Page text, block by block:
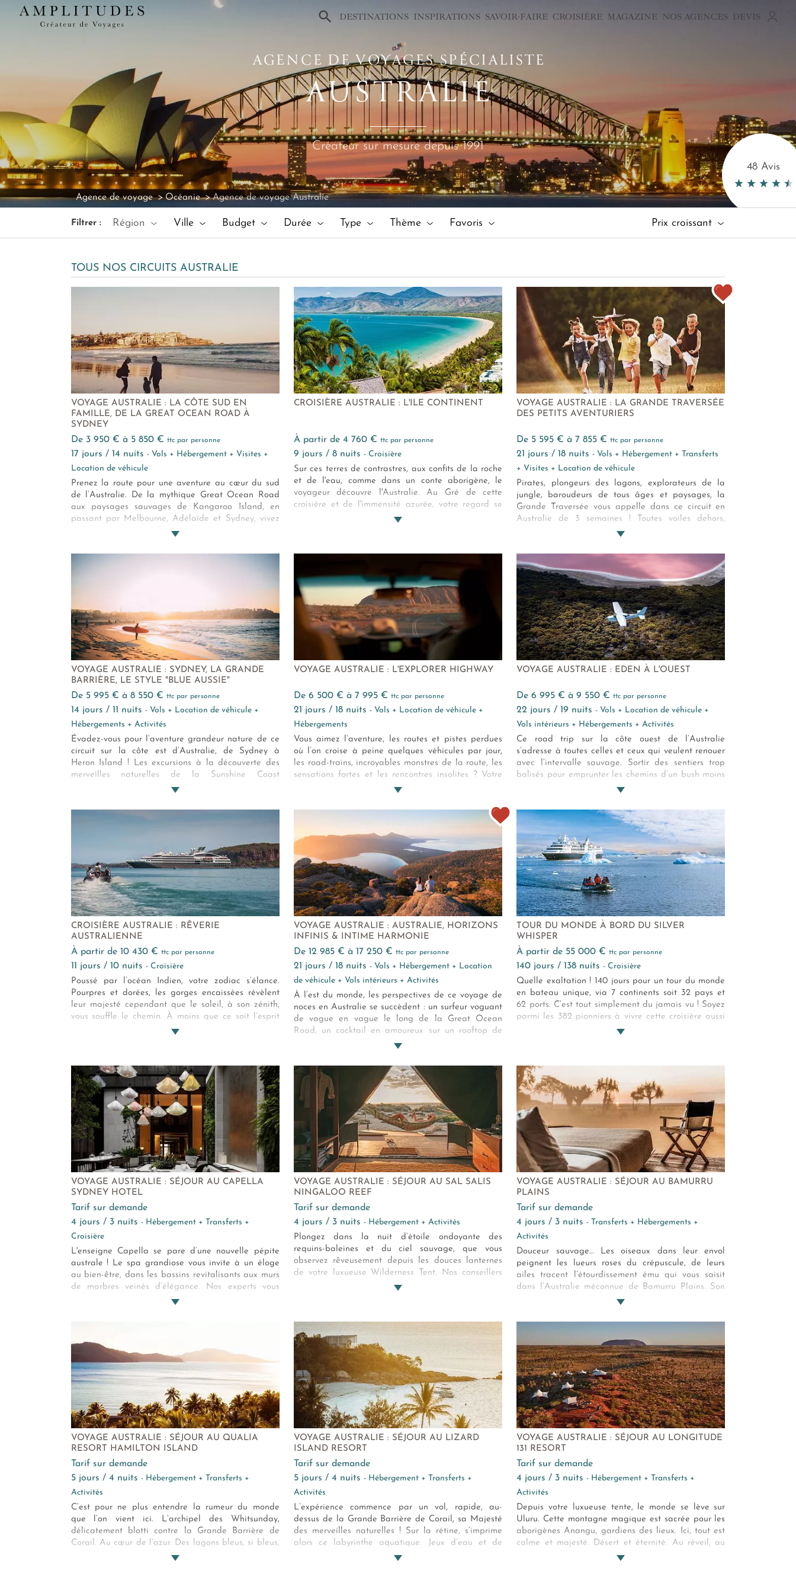
× DESTINATIONS INSPIRATIONS SAVOIR-FAIRE CROISIÈRE MAGAZINE NOS AGENCES DEVIS
AGENCE DE VOYAGES SPÉCIALISTE
AUSTRALIE
Créateur sur mesure depuis 1991
Agence de voyage Océanie Agence de voyage Australie
48 Avis
Filtrer : Région Ville Budget Durée Type Thème Favoris Prix croissant
TOUS NOS CIRCUITS AUSTRALIE
VOYAGE AUSTRALIE : LA CÔTE SUD EN
FAMILLE, DE LA GREAT OCEAN ROAD À
SYDNEY
de 3 950 € à 5 850 € ttc par personne
17 jours / 14 nuits - Vols + Hébergement + Visites +
Location de véhicule
Prenez la route pour une aventure au cœur du sud
de l’Australie. De la mythique Great Ocean Road
aux paysages sauvages de Kangaroo Island, en
passant par Melbourne, Adélaïde et Sydney, vivez
une aventure riche en découvertes, en rencontres
inoubliables entre petits et grands.
CROISIÈRE AUSTRALIE : L'ILE CONTINENT
à partir de 4 760 € ttc par personne
9 jours / 8 nuits - Croisière
Sur ces terres de contrastres, aux confits de la roche
et de l'eau, comme dans un conte aborigène, le
voyageur découvre l'Australie. Au Gré de cette
croisière et de l'immensité azurée, votre regard se
perd face aux métropoles vibrantes et aux îles
13/11/2023 ***
VOYAGE AUSTRALIE : LA GRANDE TRAVERSÉE
DES PETITS AVENTURIERS
de 5 595 € à 7 855 €ttc par personne
21 jours / 18 nuits- Vols + Hébergement + Transferts
+ Visites + Location de véhicule
Pirates, plongeurs des lagons, explorateurs de la
jungle, baroudeurs de tous âges et paysages, la
Grande Traversée vous appelle dans ce circuit en
Australie de 3 semaines ! Toutes voiles dehors,
partez pour les grands espaces, de débordantes
Australie en famille est une aventure à nulle autre
pareille !
VOYAGE AUSTRALIE : SYDNEY, LA GRANDE
BARRIÈRE, LE STYLE "BLUE AUSSIE"
de 5 995 € à 8 550 € ttc par personne
14 jours / 11 nuits - Vols + Location de véhicule +
Hébergements + Activités
Évadez-vous pour l’aventure grandeur nature de ce
circuit sur la côte est d’Australie, de Sydney à
Heron Island ! Les excursions à la découverte des
merveilles naturelles de la Sunshine Coast
complètent les rencontres insolites avec, en point
pas au bout de vos surprises !
VOYAGE AUSTRALIE : L'EXPLORER HIGHWAY
de 6 500 € à 7 995 € ttc par personne
21 jours / 18 nuits - Vols + Location de véhicule +
Hébergements
Vous aimez l’aventure, les routes et pistes perdues
où l’on croise à peine quelques véhicules par jour,
les road-trains, incroyables monstres de la route, les
sensations fortes et les rencontres insolites ? Votre
4x4 est prêt à partir pour cet autotour en Australie
VOYAGE AUSTRALIE : EDEN À L'OUEST
de 6 995 € à 9 550 €ttc par personne
22 jours / 19 nuits- Vols + Location de véhicule +
Vols intérieurs + Hébergements + Activités
Ce road trip sur la côte ouest de l’Australie
s’adresse à toutes celles et ceux qui veulent renouer
avec l’intervalle sauvage. Sortir des sentiers trop
balisés pour emprunter les chemins d’un bush moins
battu. De parcs nationaux en côtes enchantées, de
le souffle chaud de la liberté.
CROISIÈRE AUSTRALIE : RÊVERIE
AUSTRALIENNE
à partir de 10 430 € ttc par personne
11 jours / 10 nuits - Croisière
Poussé par l’océan Indien, votre zodiac s’élance.
Pourpres et dorées, les gorges encaissées révèlent
leur majesté cependant que le soleil, à son zénith,
vous souffle le chemin. À moins que ce soit l’esprit
des Ancêtres. Droit devant, vous murmure-t-il, droit
Australie !
VOYAGE AUSTRALIE : AUSTRALIE, HORIZONS
INFINIS & INTIME HARMONIE
de 12 985 € à 17 250 € ttc par personne
21 jours / 18 nuits - Vols + Hébergement + Location
de véhicule + Vols intérieurs + Activités
À l’est du monde, les perspectives de ce voyage de
noces en Australie se succèdent : un surfeur voguant
de vague en vague le long de la Great Ocean
Road, un cocktail en amoureux sur un rooftop de
l’autre côté du globe, un crépuscule éblouissant
romantique loin de tout…
TOUR DU MONDE À BORD DU SILVER
WHISPER
à partir de 55 000 €ttc par personne
140 jours / 138 nuits- Croisière
Quelle exaltation ! 140 jours pour un tour du monde
en bateau unique, via 7 continents soit 32 pays et
62 ports. C’est tout simplement du jamais vu ! Soyez
parmi les 382 pionniers à vivre cette croisière aussi
luxueuse que légendaire...
VOYAGE AUSTRALIE : SÉJOUR AU CAPELLA
SYDNEY HOTEL
Tarif sur demande
4 jours / 3 nuits - Hébergement + Transferts +
Croisière
L'enseigne Capella se pare d’une nouvelle pépite
australe ! Le spa grandiose vous invite à un éloge
au bien-être, dans les bassins revitalisants aux murs
de marbres veinés d’élégance. Nos experts vous
donnent les clés du Sydney d’antan, dans le charme
VOYAGE AUSTRALIE : SÉJOUR AU SAL SALIS
NINGALOO REEF
Tarif sur demande
4 jours / 3 nuits - Hébergement + Activités
Plongez dans la nuit d’étoile ondoyante des
requins-baleines et du ciel sauvage, que vous
observez rêveusement depuis les douces lanternes
de votre luxueuse Wilderness Tent. Nos conseillers
vous guident vers une adresse lointaine au luxe
VOYAGE AUSTRALIE : SÉJOUR AU BAMURRU
PLAINS
Tarif sur demande
4 jours / 3 nuits- Transferts + Hébergements +
Activités
Douceur sauvage… Les oiseaux dans leur envol
peignent les lueurs roses du crépuscule, de leurs
ailes tracent l’étourdissement ému qui vous saisit
dans l’Australie méconnue de Bamurru Plains. Son
luxueux lodge de passionnés se fond et s’efface
l’africaine…
VOYAGE AUSTRALIE : SÉJOUR AU QUALIA
RESORT HAMILTON ISLAND
Tarif sur demande
5 jours / 4 nuits - Hébergement + Transferts +
Activités
C’est pour ne plus entendre la rumeur du monde
que l’on vient ici. L‘archipel des Whitsunday,
délicatement blotti contre la Grande Barrière de
Corail. Au cœur de l’azur. Des lagons bleus, si bleus,
que l’on croirait que le ciel s’y est jeté. Comme un
VOYAGE AUSTRALIE : SÉJOUR AU LIZARD
ISLAND RESORT
Tarif sur demande
5 jours / 4 nuits - Hébergement + Transferts +
Activités
L’expérience commence par un vol, rapide, au-
dessus de la Grande Barrière de Corail, sa Majesté
des merveilles naturelles ! Sur la rétine, s’imprime
alors ce labyrinthe aquatique. Jeux d’eau et de
couleurs. Récifs aux formes géométriques. Aux
VOYAGE AUSTRALIE : SÉJOUR AU LONGITUDE
131 RESORT
Tarif sur demande
4 jours / 3 nuits- Hébergement + Transferts +
Activités
Depuis votre luxueuse tente, le monde se lève sur
Uluru. Cette montagne magique est sacrée pour les
aborigènes Anangu, gardiens des lieux. Ici, tout est
calme et majesté. Désert et éternité. Au réveil, au
coucher de soleil, ou au creux de la journée, les